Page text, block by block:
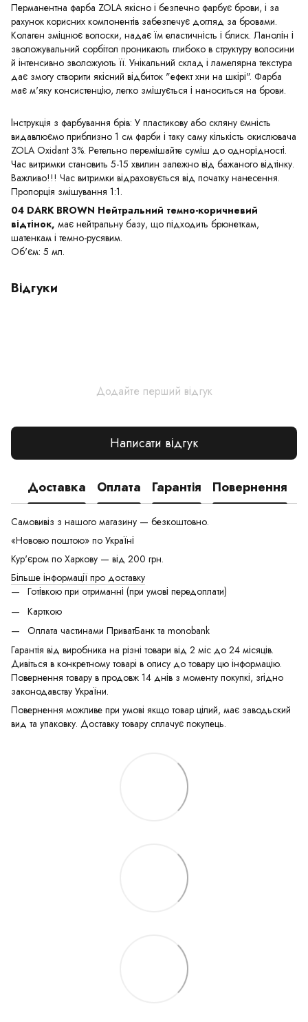
Перманентна фарба ZOLA якісно і безпечно фарбує брови, і за
рахунок корисних компонентів забезпечує догляд за бровами.
Колаген зміцнює волоски, надає їм еластичність і блиск. Ланолін і
зволожувальний сорбітол проникають глибоко в структуру волосини
й інтенсивно зволожують її. Унікальний склад і ламелярна текстура
дає змогу створити якісний відбиток "ефект хни на шкірі". Фарба
має м'яку консистенцію, легко змішується і наноситься на брови.
Інструкція з фарбування брів: У пластикову або скляну ємність
видавлюємо приблизно 1 см фарби і таку саму кількість окислювача
ZOLA Oxidant 3%. Ретельно перемішайте суміш до однорідності.
Час витримки становить 5-15 хвилин залежно від бажаного відтінку.
Важливо!!! Час витримки відраховується від початку нанесення.
Пропорція змішування 1:1.
04 DARK BROWN Нейтральний темно-коричневий
відтінок, має нейтральну базу, що підходить брюнеткам,
шатенкам і темно-русявим.
Об'єм: 5 мл.
Відгуки
Додайте перший відгук
Написати відгук
Доставка Оплата Гарантія Повернення
Самовивіз з нашого магазину — безкоштовно.
«Нововю поштою» по Україні
Кур'єром по Харкову — від 200 грн.
Більше інформації про доставку
Готівкою при отриманні (при умові передоплати)
Карткою
Оплата частинами ПриватБанк та monobank
Гарантія від виробника на різні товари від 2 міс до 24 місяців.
Дивіться в конкретному товарі в опису до товару цю інформацію.
Повернення товару в продовж 14 днів з моменту покупкі, згідно
законодавству України.
Повернення можливе при умові якщо товар цілий, має заводьский
вид та упаковку. Доставку товару сплачує покупець.